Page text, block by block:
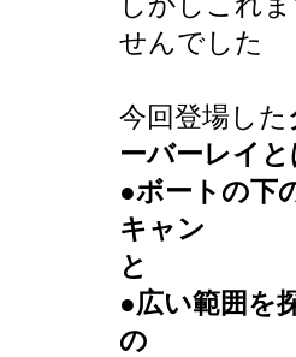
せんでした
今回登場した
ーバーレイ
●ボートの下
キャン
と
●広い範囲を
の